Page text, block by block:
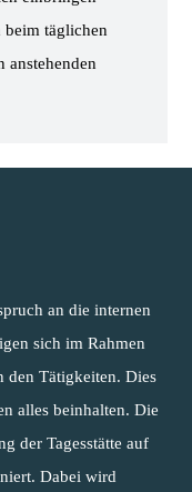
beim täglichen
anstehenden
an die internen
sich im Rahmen
den Tätigkeiten. Dies
alles beinhalten. Die
der Tagesstätte auf
Dabei wird
Wohnhäuser
Wohnhaus
Wohnhaus
Wohngruppen
Wohngruppe
Im 2. Arbeitsmarkt
In Ateliers tätig sein
Plätze
Begleitete
Begleitete
Tagesstättenplätze
&
Biogärtnerei
&